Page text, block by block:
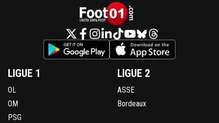
LIGUE 1
OL
OM
PSG
LIGUE 2
ASSE
Bordeaux